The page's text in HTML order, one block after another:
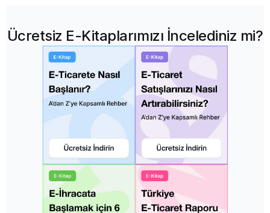
Ücretsiz E-Kitaplarımızı İncelediniz mi?